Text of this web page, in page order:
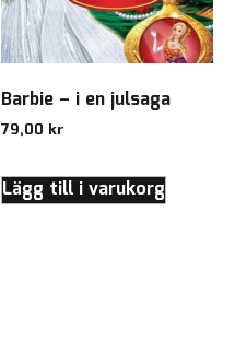
Barbie – i en julsaga
79,00 kr
Lägg till i varukorg